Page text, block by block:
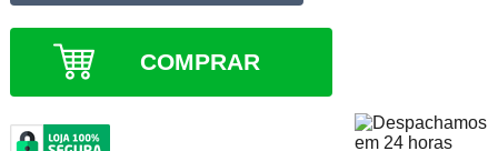
COMPRAR